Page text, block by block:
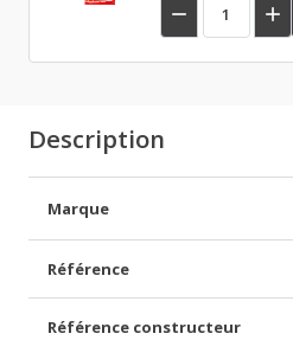
 
Description
Marque
Référence
Référence constructeur